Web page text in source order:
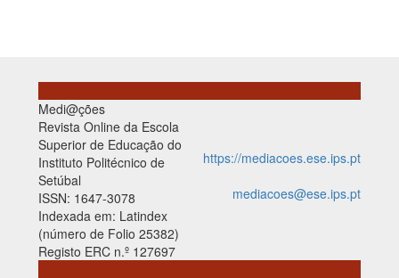
Medi@ções
Revista Online da Escola
Superior de Educação do
Instituto Politécnico de
Setúbal
ISSN: 1647-3078
Indexada em: Latindex
(número de Folio 25382)
Registo ERC n.º 127697
https://mediacoes.ese.ips.pt
mediacoes@ese.ips.pt